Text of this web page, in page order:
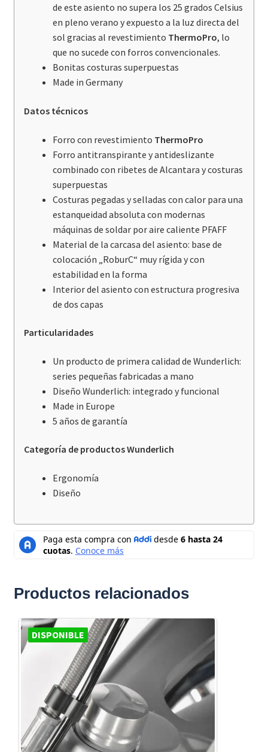
de este asiento no supera los 25 grados Celsius
en pleno verano y expuesto a la luz directa del
sol gracias al revestimiento ThermoPro, lo
que no sucede con forros convencionales.
Bonitas costuras superpuestas
Made in Germany
Datos técnicos
Forro con revestimiento ThermoPro
Forro antitranspirante y antideslizante
combinado con ribetes de Alcantara y costuras
superpuestas
Costuras pegadas y selladas con calor para una
estanqueidad absoluta con modernas
máquinas de soldar por aire caliente PFAFF
Material de la carcasa del asiento: base de
colocación „RoburC“ muy rígida y con
estabilidad en la forma
Interior del asiento con estructura progresiva
de dos capas
Particularidades
Un producto de primera calidad de Wunderlich:
series pequeñas fabricadas a mano
Diseño Wunderlich: integrado y funcional
Made in Europe
5 años de garantía
Categoría de productos Wunderlich
Ergonomía
Diseño
Productos relacionados
DISPONIBLE